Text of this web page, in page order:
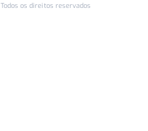
Todos os direitos reservados